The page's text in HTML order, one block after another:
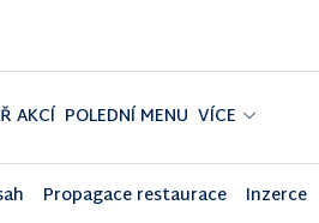
AKCÍ POLEDNÍ MENU VÍCE
Propagace restaurace Inzerce